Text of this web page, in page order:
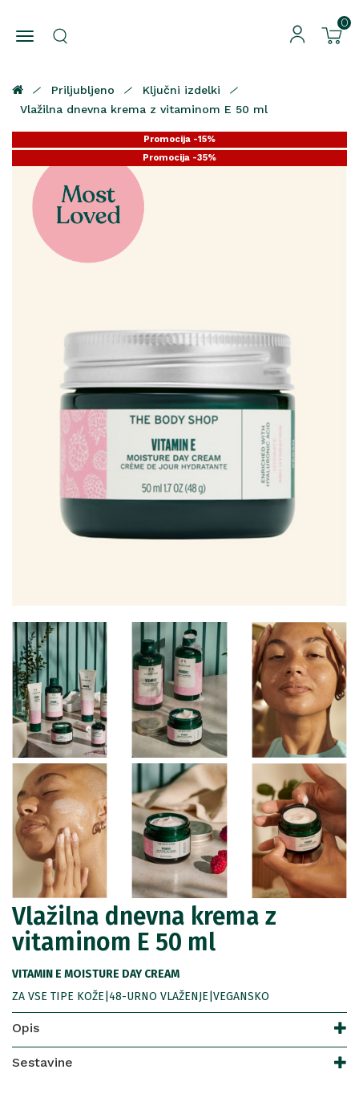
0
Priljubljeno
Ključni izdelki
Vlažilna dnevna krema z vitaminom E 50 ml
Promocija -15%
Promocija -25%
Promocija -35%
Vlažilna dnevna krema z
vitaminom E 50 ml
VITAMIN E MOISTURE DAY CREAM
ZA VSE TIPE KOŽE|48-URNO VLAŽENJE|VEGANSKO
Opis
Sestavine